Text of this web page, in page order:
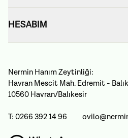
HESABIM
Nermin Hanım Zeytinliği:
Havran Mescit Mah. Edremit -
10560 Havran/Balıkesir
T: 0266 392 14 96